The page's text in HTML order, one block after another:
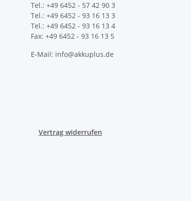
Tel.: +49 6452 - 57 42 90 3
Tel.: +49 6452 - 93 16 13 3
Tel.: +49 6452 - 93 16 13 4
Fax: +49 6452 - 93 16 13 5
E-Mail: info@akkuplus.de
Vertrag widerrufen